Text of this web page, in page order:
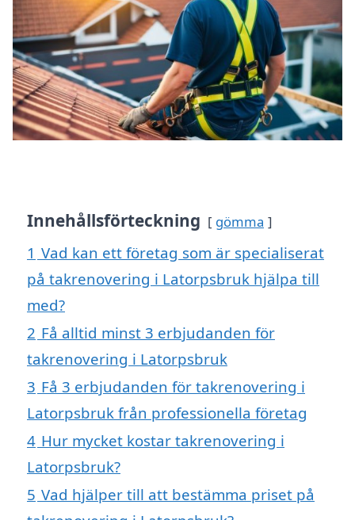
Innehållsförteckning gömma
1 Vad kan ett företag som är specialiserat
på takrenovering i Latorpsbruk hjälpa till
med?
2 Få alltid minst 3 erbjudanden för
takrenovering i Latorpsbruk
3 Få 3 erbjudanden för takrenovering i
Latorpsbruk från professionella företag
4 Hur mycket kostar takrenovering i
Latorpsbruk?
5 Vad hjälper till att bestämma priset på